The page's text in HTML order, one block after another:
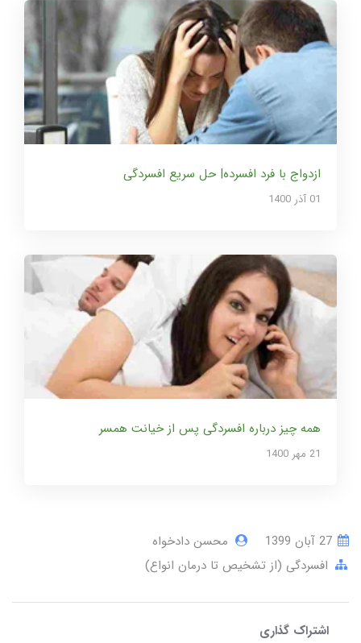
ازدواج با فرد افسرده| حل سریع افسردگی
01 آذر 1400
همه چیز درباره افسردگی پس از خیانت همسر
21 مهر 1400
محسن دادخواه
افسردگی (از تشخیص تا درمان انواع)
اشتراک گذاری